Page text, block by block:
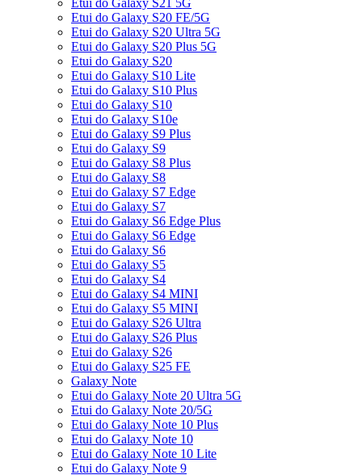
Etui do Galaxy S21 5G
Etui do Galaxy S20 FE/5G
Etui do Galaxy S20 Ultra 5G
Etui do Galaxy S20 Plus 5G
Etui do Galaxy S20
Etui do Galaxy S10 Lite
Etui do Galaxy S10 Plus
Etui do Galaxy S10
Etui do Galaxy S10e
Etui do Galaxy S9 Plus
Etui do Galaxy S9
Etui do Galaxy S8 Plus
Etui do Galaxy S8
Etui do Galaxy S7 Edge
Etui do Galaxy S7
Etui do Galaxy S6 Edge Plus
Etui do Galaxy S6 Edge
Etui do Galaxy S6
Etui do Galaxy S5
Etui do Galaxy S4
Etui do Galaxy S4 MINI
Etui do Galaxy S5 MINI
Etui do Galaxy S26 Ultra
Etui do Galaxy S26 Plus
Etui do Galaxy S26
Etui do Galaxy S25 FE
Galaxy Note
Etui do Galaxy Note 20 Ultra 5G
Etui do Galaxy Note 20/5G
Etui do Galaxy Note 10 Plus
Etui do Galaxy Note 10
Etui do Galaxy Note 10 Lite
Etui do Galaxy Note 9